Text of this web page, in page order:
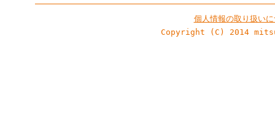
個人情報の取り扱い
Copyright (C) 2014